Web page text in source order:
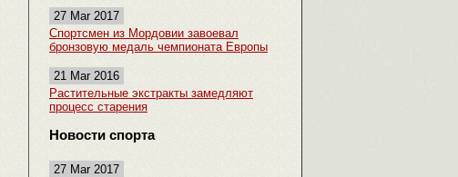
27 Mar 2017
Спортсмен из Мордовии завоевал
бронзовую медаль чемпионата Европы
21 Mar 2016
Растительные экстракты замедляют
процесс старения
Новости спорта
27 Mar 2017